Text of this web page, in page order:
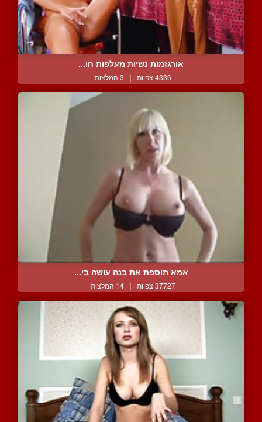
אורגזמות נשיות מעלפות חו...
4336 צפיות | 3 המלצות
אמא תוספת את בנה עושה בי...
37727 צפיות | 14 המלצות